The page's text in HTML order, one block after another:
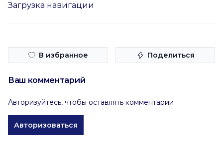
Загрузка навигации
В избранное Поделиться
Ваш комментарий
Авторизуйтесь, чтобы оставлять комментарии
Авторизоваться